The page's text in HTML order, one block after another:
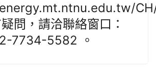
疑問，請洽聯絡窗口：
7734-5582 。